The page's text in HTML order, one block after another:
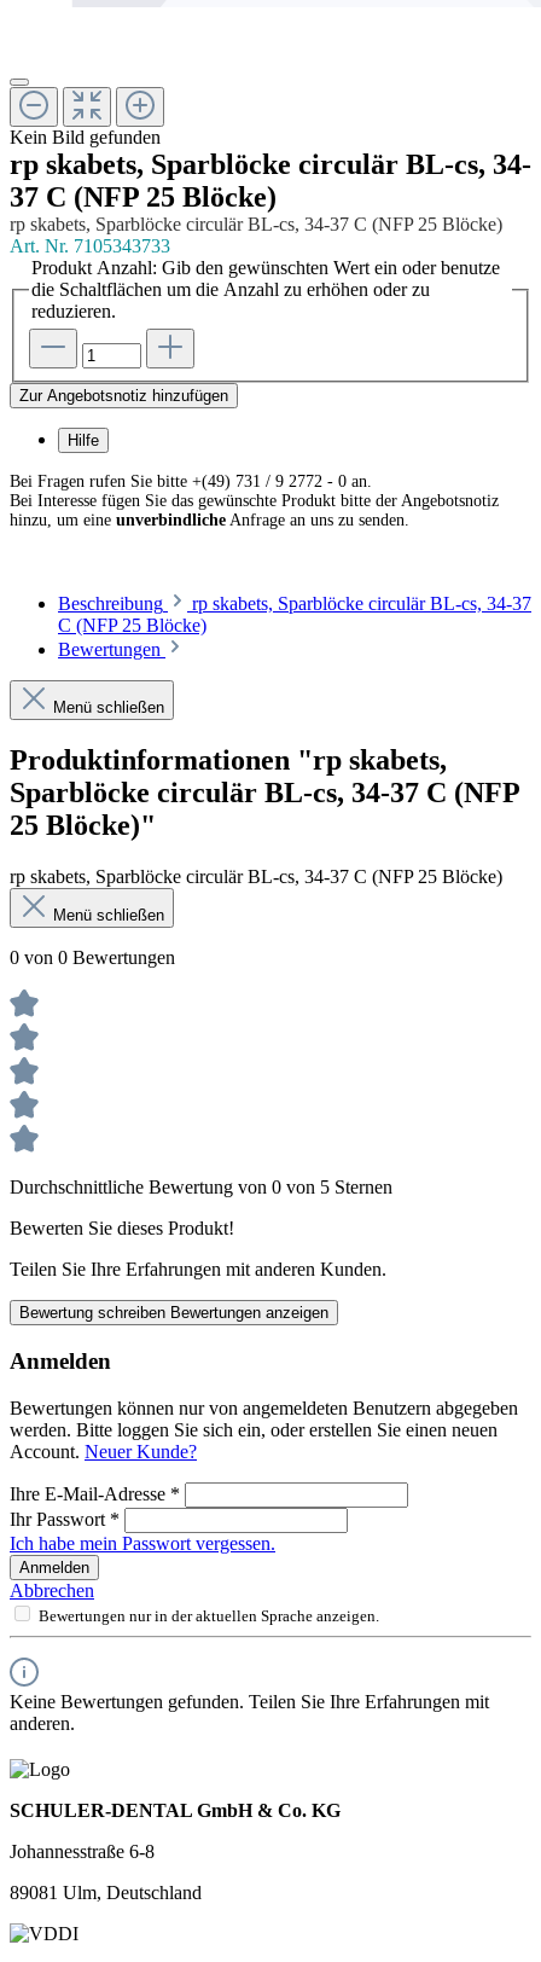
Kein Bild gefunden
rp skabets, Sparblöcke circulär BL-cs, 34-
37 C (NFP 25 Blöcke)
rp skabets, Sparblöcke circulär BL-cs, 34-37 C (NFP 25 Blöcke)
Art. Nr. 7105343733
Produkt Anzahl: Gib den gewünschten Wert ein oder benutze
die Schaltflächen um die Anzahl zu erhöhen oder zu
reduzieren.
Zur Angebotsnotiz hinzufügen
Hilfe
Bei Fragen rufen Sie bitte +(49) 731 / 9 2772 - 0 an.
Bei Interesse fügen Sie das gewünschte Produkt bitte der Angebotsnotiz
hinzu, um eine unverbindliche Anfrage an uns zu senden.
Beschreibung
rp skabets, Sparblöcke circulär BL-cs, 34-37
C (NFP 25 Blöcke)
Bewertungen
Menü schließen
Produktinformationen "rp skabets,
Sparblöcke circulär BL-cs, 34-37 C (NFP
25 Blöcke)"
rp skabets, Sparblöcke circulär BL-cs, 34-37 C (NFP 25 Blöcke)
Menü schließen
0 von 0 Bewertungen
Durchschnittliche Bewertung von 0 von 5 Sternen
Bewerten Sie dieses Produkt!
Teilen Sie Ihre Erfahrungen mit anderen Kunden.
Bewertung schreiben Bewertungen anzeigen
Anmelden
Bewertungen können nur von angemeldeten Benutzern abgegeben
werden. Bitte loggen Sie sich ein, oder erstellen Sie einen neuen
Account. Neuer Kunde?
Ihre E-Mail-Adresse *
Ihr Passwort *
Ich habe mein Passwort vergessen.
Anmelden
Abbrechen
Bewertungen nur in der aktuellen Sprache anzeigen.
Keine Bewertungen gefunden. Teilen Sie Ihre Erfahrungen mit
anderen.
SCHULER-DENTAL GmbH & Co. KG
Johannesstraße 6-8
89081 Ulm, Deutschland